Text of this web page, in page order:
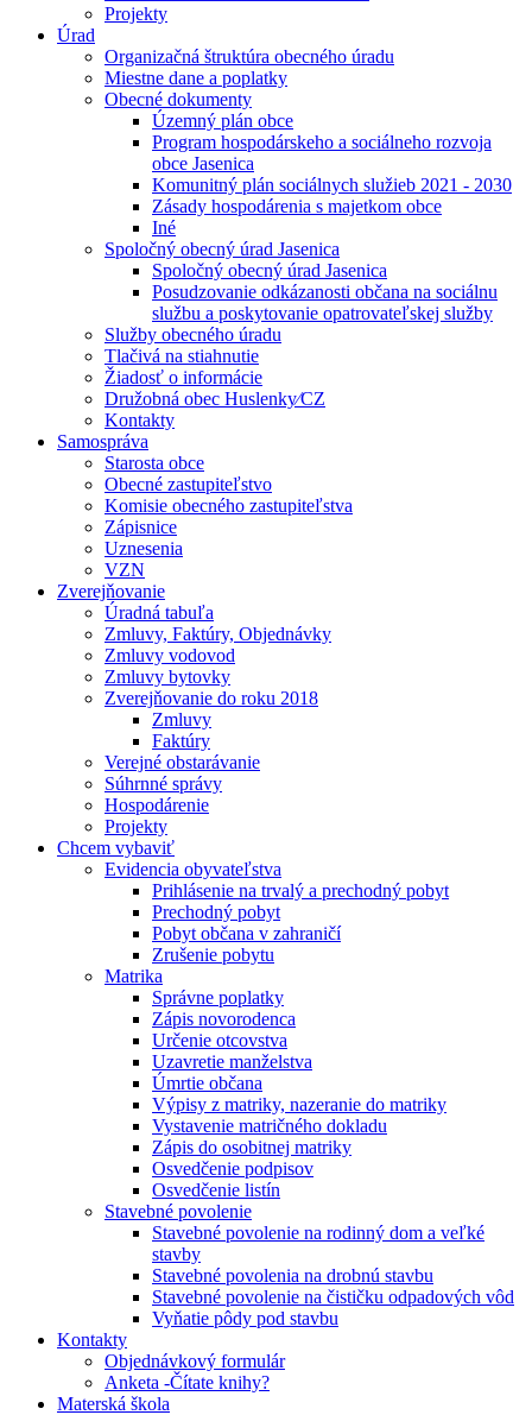
Projekty
Úrad
Organizačná štruktúra obecného úradu
Miestne dane a poplatky
Obecné dokumenty
Územný plán obce
Program hospodárskeho a sociálneho rozvoja
obce Jasenica
Komunitný plán sociálnych služieb 2021 - 2030
Zásady hospodárenia s majetkom obce
Iné
Spoločný obecný úrad Jasenica
Spoločný obecný úrad Jasenica
Posudzovanie odkázanosti občana na sociálnu
službu a poskytovanie opatrovateľskej služby
Služby obecného úradu
Tlačivá na stiahnutie
Žiadosť o informácie
Družobná obec Huslenky⁄CZ
Kontakty
Samospráva
Starosta obce
Obecné zastupiteľstvo
Komisie obecného zastupiteľstva
Zápisnice
Uznesenia
VZN
Zverejňovanie
Úradná tabuľa
Zmluvy, Faktúry, Objednávky
Zmluvy vodovod
Zmluvy bytovky
Zverejňovanie do roku 2018
Zmluvy
Faktúry
Verejné obstarávanie
Súhrnné správy
Hospodárenie
Projekty
Chcem vybaviť
Evidencia obyvateľstva
Prihlásenie na trvalý a prechodný pobyt
Prechodný pobyt
Pobyt občana v zahraničí
Zrušenie pobytu
Matrika
Správne poplatky
Zápis novorodenca
Určenie otcovstva
Uzavretie manželstva
Úmrtie občana
Výpisy z matriky, nazeranie do matriky
Vystavenie matričného dokladu
Zápis do osobitnej matriky
Osvedčenie podpisov
Osvedčenie listín
Stavebné povolenie
Stavebné povolenie na rodinný dom a veľké
stavby
Stavebné povolenia na drobnú stavbu
Stavebné povolenie na čističku odpadových vôd
Vyňatie pôdy pod stavbu
Kontakty
Objednávkový formulár
Anketa -Čítate knihy?
Materská škola